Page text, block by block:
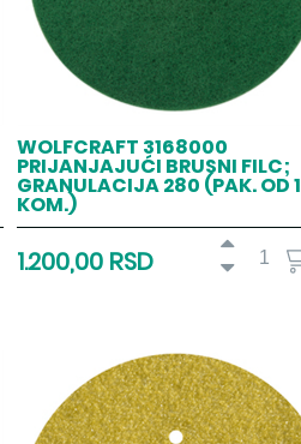
WOLFCRAFT 3168000
PRIJANJAJUĆI BRUSNI FILC;
GRANULACIJA 280 (PAK. OD 1
KOM.)
1.200,00 RSD